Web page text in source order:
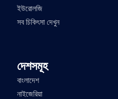
ইউরোলজি
সব চিকিৎসা দেখুন
দেশসমূহ
বাংলাদেশ
নাইজেরিয়া